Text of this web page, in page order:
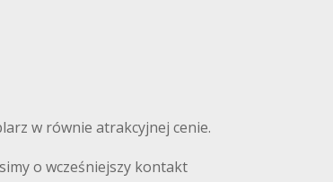
w równie atrakcyjnej cenie.
o wcześniejszy kontakt